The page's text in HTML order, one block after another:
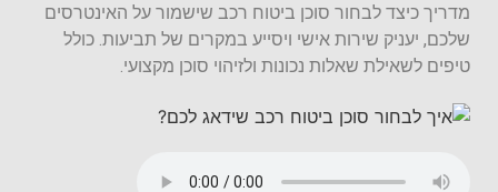
מדריך כיצד לבחור סוכן ביטוח רכב שישמור על האינטרסים
שלכם, יעניק שירות אישי ויסייע במקרים של תביעות. כולל
טיפים לשאילת שאלות נכונות ולזיהוי סוכן מקצועי.